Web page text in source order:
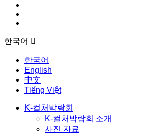
한국어
한국어
English
中文
Tiếng Việt
K-컬처박람회
K-컬처박람회 소개
사진 자료